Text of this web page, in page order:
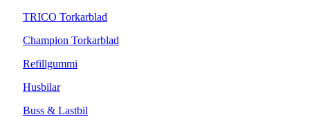
TRICO Torkarblad
Champion Torkarblad
Refillgummi
Husbilar
Buss & Lastbil